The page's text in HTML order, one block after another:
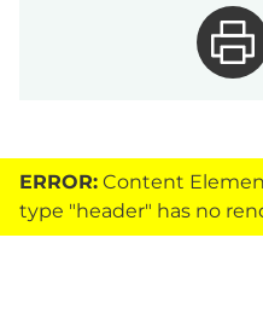
ERROR: Content
type "header" has no